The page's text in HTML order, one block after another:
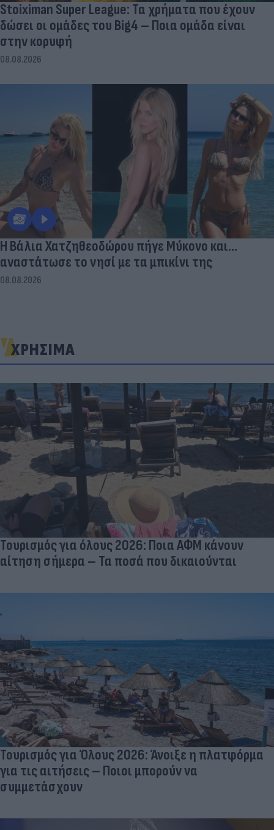
Stoiximan Super League: Τα χρήματα που έχουν
δώσει οι ομάδες του Big4 – Ποια ομάδα είναι
στην κορυφή
08.08.2026
Η Βάλια Χατζηθεοδώρου πήγε Μύκονο και...
αναστάτωσε το νησί με τα μπικίνι της
08.08.2026
ΧΡΗΣΙΜΑ
Τουρισμός για όλους 2026: Ποια ΑΦΜ κάνουν
αίτηση σήμερα – Τα ποσά που δικαιούνται
Τουρισμός για Όλους 2026: Άνοιξε η πλατφόρμα
για τις αιτήσεις – Ποιοι μπορούν να
συμμετάσχουν